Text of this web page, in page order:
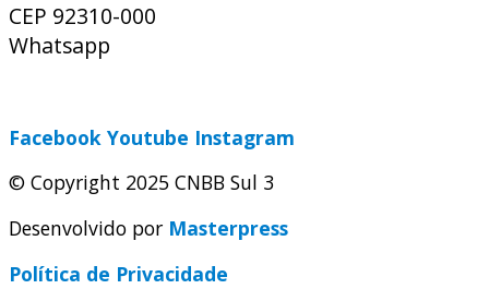
CEP 92310-000
Whatsapp
Facebook Youtube Instagram
© Copyright 2025 CNBB Sul 3
Desenvolvido por Masterpress
Política de Privacidade